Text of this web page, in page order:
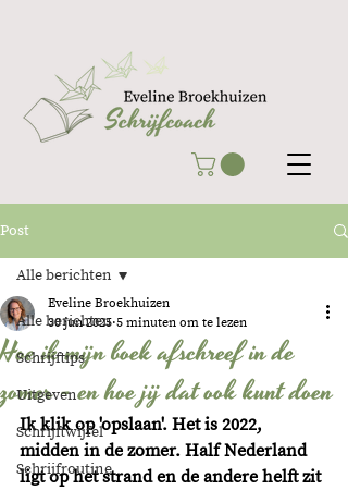
Post
Alle berichten
Schrijftips
Uitgeven
Schrijftwijfel
Schrijfroutine
Alle berichten
Hoe ik mijn boek afschreef in de
zomer - en hoe jij dat ook kunt doen
Eveline Broekhuizen
30 jun 2025 5 minuten om te lezen
Ik klik op 'opslaan'. Het is 2022,
midden in de zomer. Half Nederland
ligt op het strand en de andere helft zit